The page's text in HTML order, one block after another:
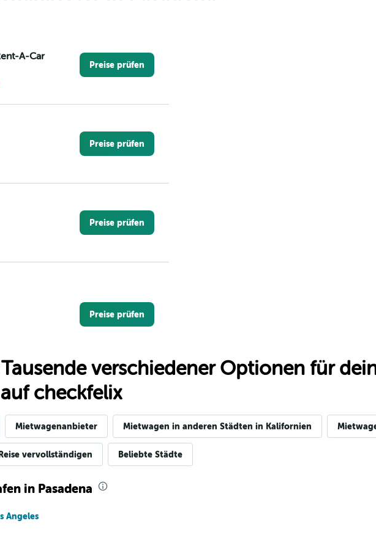
A-Car
Preise prüfen
Preise prüfen
Preise prüfen
Preise prüfen
Preise prüfen
verschiedener Optionen für
checkfelix
Mietwagenanbieter Mietwagen in anderen Städten in Kalifornien
vervollständigen Beliebte Städte
in Pasadena
Angeles